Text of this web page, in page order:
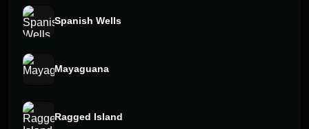
Spanish Wells
Mayaguana
Ragged Island